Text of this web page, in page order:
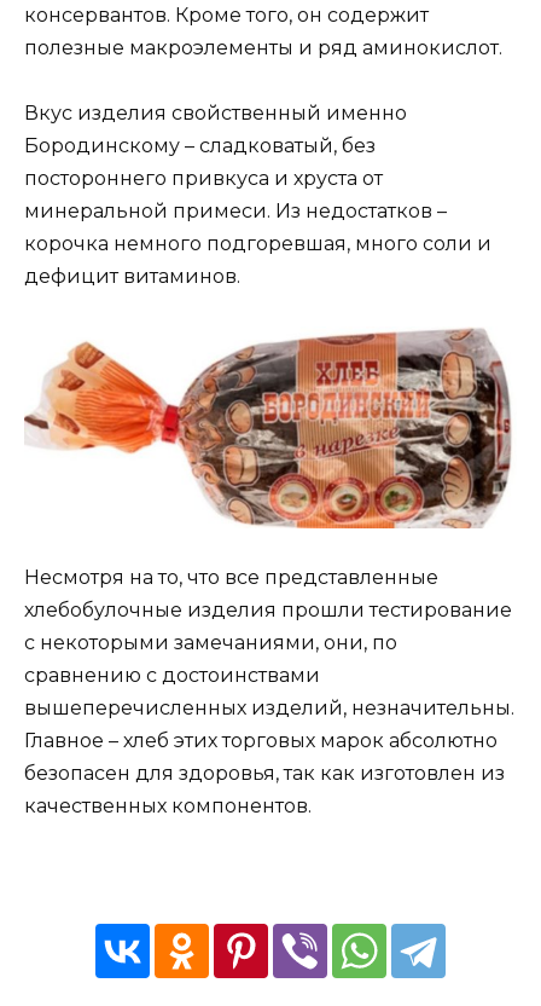
консервантов. Кроме того, он содержит
полезные макроэлементы и ряд аминокислот.
Вкус изделия свойственный именно
Бородинскому – сладковатый, без
постороннего привкуса и хруста от
минеральной примеси. Из недостатков –
корочка немного подгоревшая, много соли и
дефицит витаминов.
Несмотря на то, что все представленные
хлебобулочные изделия прошли тестирование
с некоторыми замечаниями, они, по
сравнению с достоинствами
вышеперечисленных изделий, незначительны.
Главное – хлеб этих торговых марок абсолютно
безопасен для здоровья, так как изготовлен из
качественных компонентов.